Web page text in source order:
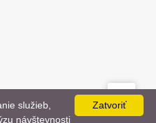
Zatvoriť
služieb,
návštevnosti